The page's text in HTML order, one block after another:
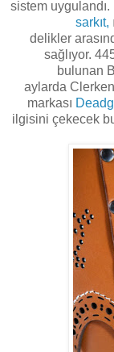
sistem uygulandı.
sarkıt,
delikler
sağlıyor.
bulunan
aylarda
markası
ilgisini çekecek